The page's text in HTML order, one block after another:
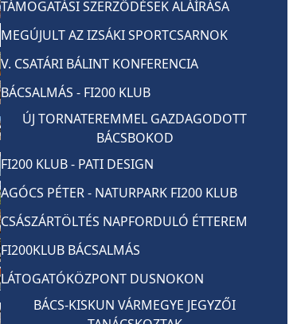
TÁMOGATÁSI SZERZŐDÉSEK ALÁÍRÁSA
MEGÚJULT AZ IZSÁKI SPORTCSARNOK
V. CSATÁRI BÁLINT KONFERENCIA
BÁCSALMÁS - FI200 KLUB
ÚJ TORNATEREMMEL GAZDAGODOTT
BÁCSBOKOD
FI200 KLUB - PATI DESIGN
AGÓCS PÉTER - NATURPARK FI200 KLUB
CSÁSZÁRTÖLTÉS NAPFORDULÓ ÉTTEREM
FI200KLUB BÁCSALMÁS
LÁTOGATÓKÖZPONT DUSNOKON
BÁCS-KISKUN VÁRMEGYE JEGYZŐI